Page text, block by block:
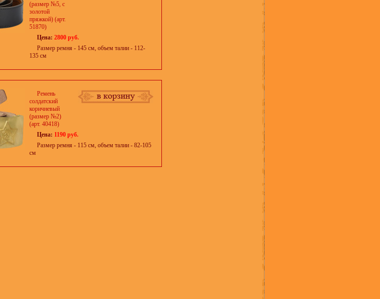
(размер №5, с
золотой
пряжкой) (арт.
51870)
Цена: 2800 руб.
Размер ремня - 145 см, объем талии - 112-
135 см
Ремень
солдатский
коричневый
(размер №2)
(арт. 40418)
Цена: 1190 руб.
Размер ремня - 115 см, объем талии - 82-105
см